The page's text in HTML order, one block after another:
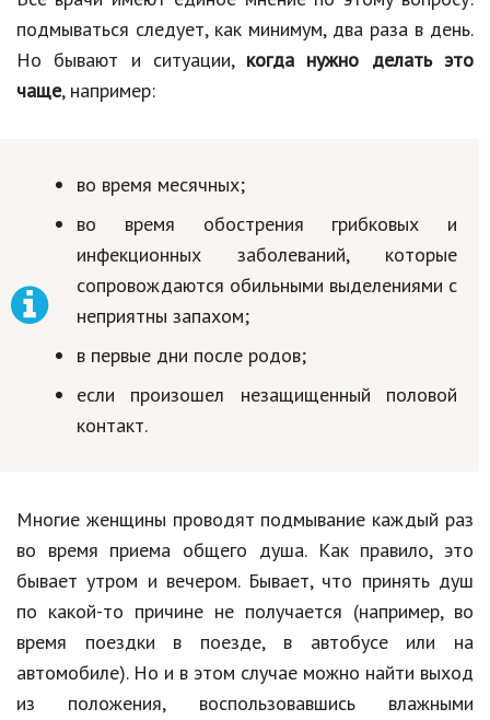
подмываться следует, как минимум, два раза в день.
Но бывают и ситуации, когда нужно делать это
чаще, например:
во время месячных;
во время обострения грибковых и
инфекционных заболеваний, которые
сопровождаются обильными выделениями с
неприятны запахом;
в первые дни после родов;
если произошел незащищенный половой
контакт.
Многие женщины проводят подмывание каждый раз
во время приема общего душа. Как правило, это
бывает утром и вечером. Бывает, что принять душ
по какой-то причине не получается (например, во
время поездки в поезде, в автобусе или на
автомобиле). Но и в этом случае можно найти выход
из положения, воспользовавшись влажными